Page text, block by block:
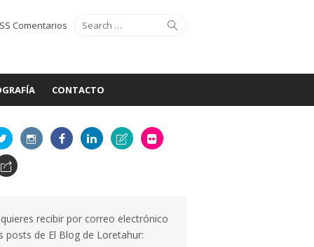
Search
for:
Comentarios
CONTACTO
recibir por correo electrónico
posts de El Blog de Loretahur: